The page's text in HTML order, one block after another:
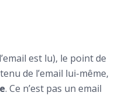
est lu), le point de
de l’email lui-même,
. Ce n’est pas un email